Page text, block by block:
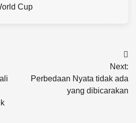
Cup
Next:
Perbedaan Nyata tidak ada
yang dibicarakan